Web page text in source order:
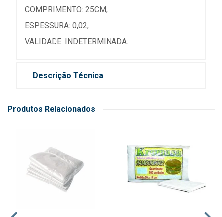
COMPRIMENTO: 25CM;
ESPESSURA: 0,02;
VALIDADE: INDETERMINADA.
Descrição Técnica
Produtos Relacionados